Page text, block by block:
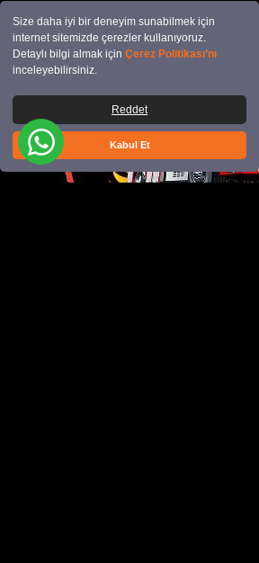
Size daha iyi bir deneyim sunabilmek için
internet sitemizde çerezler kullanıyoruz.
Detaylı bilgi almak içinÇerez Politikası’nı
inceleyebilirsiniz.
Reddet
Kabul Et